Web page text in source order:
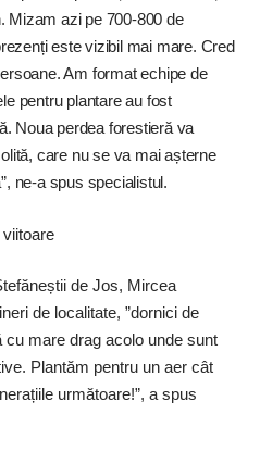
Mizam azi pe 700-800 de
este vizibil mai mare. Cred
Am format echipe de
pentru plantare au fost
Noua perdea forestieră va
care nu se va mai așterne
ne-a spus specialistul.
de Jos, Mircea
de localitate, ”dornici de
cu mare drag acolo unde sunt
Plantăm pentru un aer cât
următoare!”, a spus